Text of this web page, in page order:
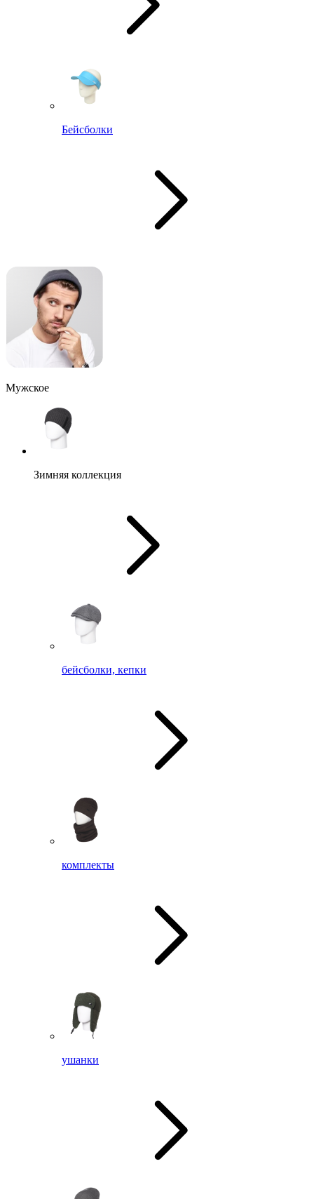
Бейсболки
Мужское
Зимняя коллекция
бейсболки, кепки
комплекты
ушанки